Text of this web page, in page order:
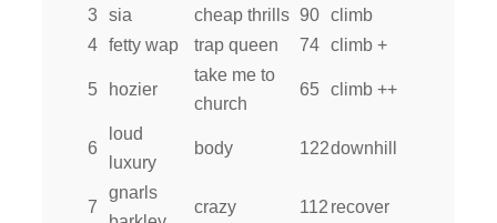
3
sia cheap thrills 90
climb
4
fetty wap trap queen 74 climb +
5 hozier
take me to
church
65 climb ++
6
loud
luxury
body 122downhill
7
gnarls
crazy 112 recover